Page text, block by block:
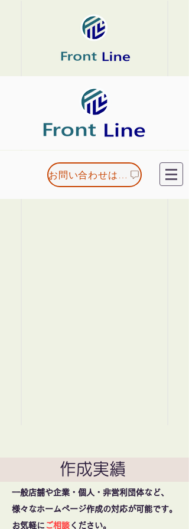
お問い合わせはこちら
作成実績
一般店舗や企業・個人・非営利団体など、
様々なホームページ作成の対応が可能です。
お気軽に ご相談 ください。